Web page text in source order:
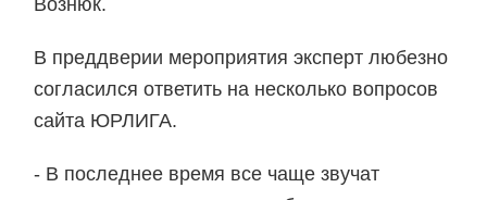
Вознюк.
В преддверии мероприятия эксперт любезно
согласился ответить на несколько вопросов
сайта ЮРЛИГА.
- В последнее время все чаще звучат